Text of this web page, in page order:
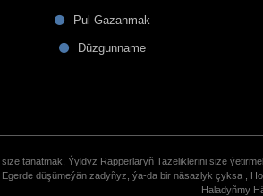
Pul Gazanmak
Düzgunname
tanatmak, Ýyldyz Rapperlaryñ Tazeliklerini size
düşümeýän zadyñyz, ýa-da bir näsazlyk çyksa ,
Haladyñmy